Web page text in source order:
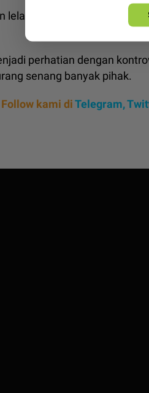
Dah empat tahun tak
perhatian dengan
senang banyak pihak.
kami diTelegram,